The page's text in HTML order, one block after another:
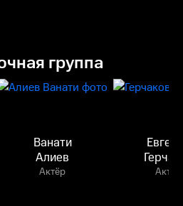
группа
Ванати
Алиев
Актёр Актёр